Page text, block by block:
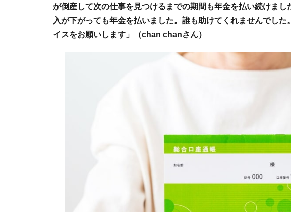
が倒産して次の仕事を見つけるまでの期間も年金を払い続けまし
入が下がっても年金を払いました。誰も助けてくれませんでし
イスをお願いします」（chan chanさん）